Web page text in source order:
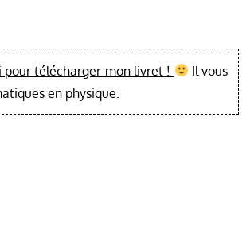
pour télécharger mon livret !
Il vous
en physique.